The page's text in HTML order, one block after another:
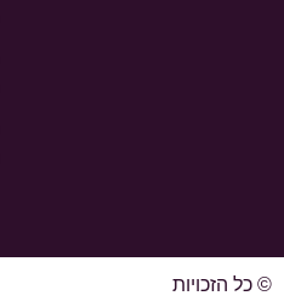
© כל הזכויות